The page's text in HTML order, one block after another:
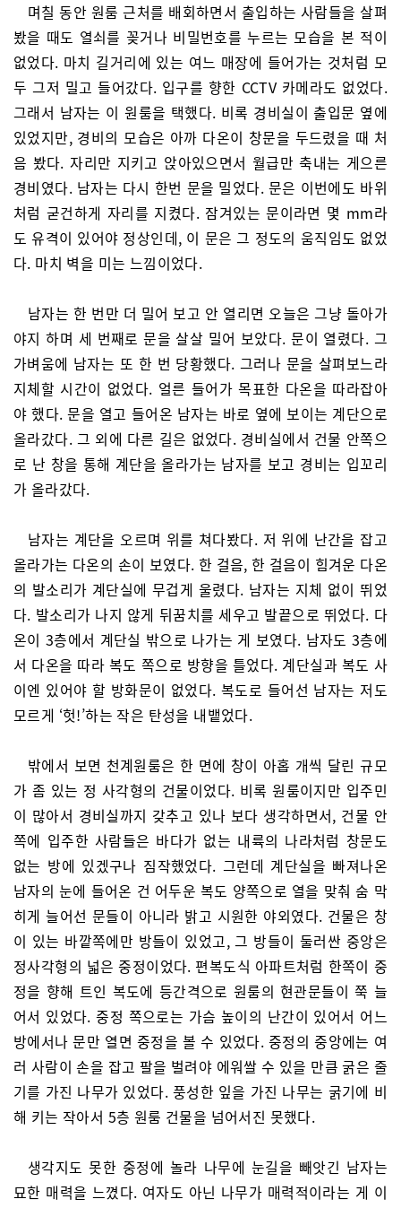
며칠 동안 원룸 근처를 배회하면서 출입하는 사람들을 살펴
봤을 때도 열쇠를 꽂거나 비밀번호를 누르는 모습을 본 적이
없었다. 마치 길거리에 있는 여느 매장에 들어가는 것처럼 모
두 그저 밀고 들어갔다. 입구를 향한 CCTV 카메라도 없었다.
그래서 남자는 이 원룸을 택했다. 비록 경비실이 출입문 옆에
있었지만, 경비의 모습은 아까 다온이 창문을 두드렸을 때 처
음 봤다. 자리만 지키고 앉아있으면서 월급만 축내는 게으른
경비였다. 남자는 다시 한번 문을 밀었다. 문은 이번에도 바위
처럼 굳건하게 자리를 지켰다. 잠겨있는 문이라면 몇 mm라
도 유격이 있어야 정상인데, 이 문은 그 정도의 움직임도 없었
다. 마치 벽을 미는 느낌이었다.
남자는 한 번만 더 밀어 보고 안 열리면 오늘은 그냥 돌아가
야지 하며 세 번째로 문을 살살 밀어 보았다. 문이 열렸다. 그
가벼움에 남자는 또 한 번 당황했다. 그러나 문을 살펴보느라
지체할 시간이 없었다. 얼른 들어가 목표한 다온을 따라잡아
야 했다. 문을 열고 들어온 남자는 바로 옆에 보이는 계단으로
올라갔다. 그 외에 다른 길은 없었다. 경비실에서 건물 안쪽으
로 난 창을 통해 계단을 올라가는 남자를 보고 경비는 입꼬리
가 올라갔다.
남자는 계단을 오르며 위를 쳐다봤다. 저 위에 난간을 잡고
올라가는 다온의 손이 보였다. 한 걸음, 한 걸음이 힘겨운 다온
의 발소리가 계단실에 무겁게 울렸다. 남자는 지체 없이 뛰었
다. 발소리가 나지 않게 뒤꿈치를 세우고 발끝으로 뛰었다. 다
온이 3층에서 계단실 밖으로 나가는 게 보였다. 남자도 3층에
서 다온을 따라 복도 쪽으로 방향을 틀었다. 계단실과 복도 사
이엔 있어야 할 방화문이 없었다. 복도로 들어선 남자는 저도
모르게 ‘헛!’하는 작은 탄성을 내뱉었다.
밖에서 보면 천계원룸은 한 면에 창이 아홉 개씩 달린 규모
가 좀 있는 정 사각형의 건물이었다. 비록 원룸이지만 입주민
이 많아서 경비실까지 갖추고 있나 보다 생각하면서, 건물 안
쪽에 입주한 사람들은 바다가 없는 내륙의 나라처럼 창문도
없는 방에 있겠구나 짐작했었다. 그런데 계단실을 빠져나온
남자의 눈에 들어온 건 어두운 복도 양쪽으로 열을 맞춰 숨 막
히게 늘어선 문들이 아니라 밝고 시원한 야외였다. 건물은 창
이 있는 바깥쪽에만 방들이 있었고, 그 방들이 둘러싼 중앙은
정사각형의 넓은 중정이었다. 편복도식 아파트처럼 한쪽이 중
정을 향해 트인 복도에 등간격으로 원룸의 현관문들이 쭉 늘
어서 있었다. 중정 쪽으로는 가슴 높이의 난간이 있어서 어느
방에서나 문만 열면 중정을 볼 수 있었다. 중정의 중앙에는 여
러 사람이 손을 잡고 팔을 벌려야 에워쌀 수 있을 만큼 굵은 줄
기를 가진 나무가 있었다. 풍성한 잎을 가진 나무는 굵기에 비
해 키는 작아서 5층 원룸 건물을 넘어서진 못했다.
생각지도 못한 중정에 놀라 나무에 눈길을 빼앗긴 남자는
묘한 매력을 느꼈다. 여자도 아닌 나무가 매력적이라는 게 이